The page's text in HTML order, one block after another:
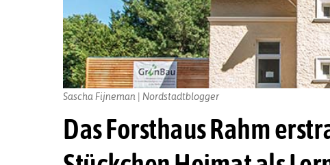
Das Forsthaus Rahm
Sascha Fijneman | Nordstadtblogger